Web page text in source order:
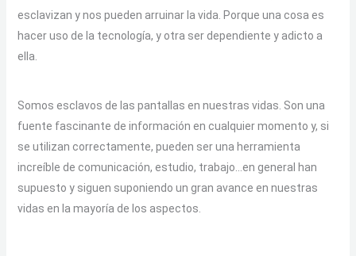
esclavizan y nos pueden arruinar la vida. Porque una cosa es
hacer uso de la tecnología, y otra ser dependiente y adicto a
ella.
Somos esclavos de las pantallas en nuestras vidas. Son una
fuente fascinante de información en cualquier momento y, si
se utilizan correctamente, pueden ser una herramienta
increíble de comunicación, estudio, trabajo…en general han
supuesto y siguen suponiendo un gran avance en nuestras
vidas en la mayoría de los aspectos.